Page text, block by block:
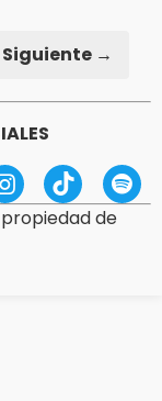
Siguiente →
de